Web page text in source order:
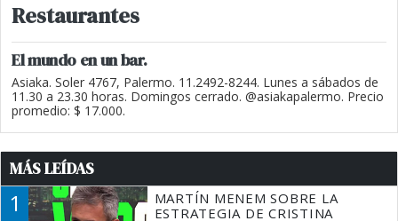
Restaurantes
El mundo en un bar.
Asiaka. Soler 4767, Palermo. 11.2492-8244. Lunes a sábados de
11.30 a 23.30 horas. Domingos cerrado. @asiakapalermo. Precio
promedio: $ 17.000.
MÁS LEÍDAS
1
MARTÍN MENEM SOBRE LA
ESTRATEGIA DE CRISTINA